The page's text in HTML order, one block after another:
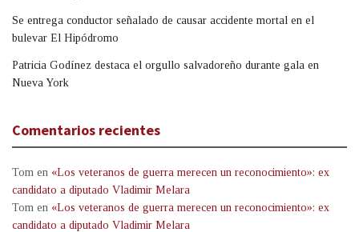
Se entrega conductor señalado de causar accidente mortal en el
bulevar El Hipódromo
Patricia Godínez destaca el orgullo salvadoreño durante gala en
Nueva York
Comentarios recientes
Tom en «Los veteranos de guerra merecen un reconocimiento»: ex
candidato a diputado Vladimir Melara
Tom en «Los veteranos de guerra merecen un reconocimiento»: ex
candidato a diputado Vladimir Melara